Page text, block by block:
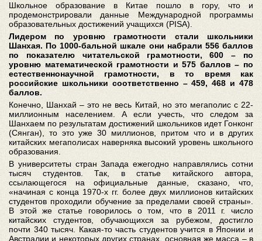
Школьное образование в Китае пошло в гору, что и
продемонстрировали данные Международной программы
образовательных достижений учащихся (PISA).
Лидером по уровню грамотности стали школьники
Шанхая. По 1000-бальной шкале они набрали 556 баллов
по показателю читательской грамотности, 600 – по
уровню математической грамотности и 575 баллов – по
естественнонаучной грамотности, в то время как
российские школьники соответственно – 459, 468 и 478
баллов.
Конечно, Шанхай – это не весь Китай, но это мегаполис с 22-
миллионным населением. А если учесть, что следом за
Шанхаем по результатам достижений школьников идет Гонконг
(Сянган), то это уже 30 миллионов, притом что и в других
китайских мегаполисах наверняка высокий уровень школьного
образования.
В университеты стран Запада ежегодно направлялись сотни
тысяч студентов. Так, в статье китайского автора,
ссылающегося на официальные данные, сказано, что,
«начиная с конца 1970-х гг. более двух миллионов китайских
студентов проходили обучение за пределами своей страны».
В этой же статье говорилось о том, что в 2011 г. число
китайских студентов, обучающихся за рубежом, достигло
почти 340 тысяч. Какая-то часть студентов учится в Японии и
Австралии и некоторых других странах, основная же масса – в